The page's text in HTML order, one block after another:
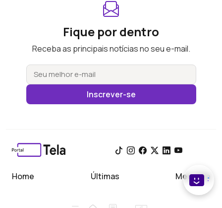
Fique por dentro
Receba as principais notícias no seu e-mail.
Inscrever-se
Home Últimas Meu Tela